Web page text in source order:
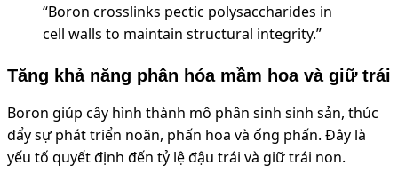
“Boron crosslinks pectic polysaccharides in
cell walls to maintain structural integrity.”
Tăng khả năng phân hóa mầm hoa và giữ trái
Boron giúp cây hình thành mô phân sinh sinh sản, thúc
đẩy sự phát triển noãn, phấn hoa và ống phấn. Đây là
yếu tố quyết định đến tỷ lệ đậu trái và giữ trái non.